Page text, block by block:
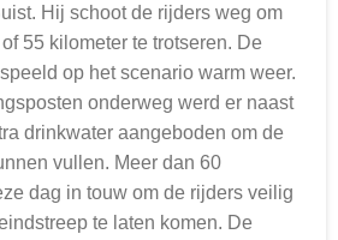
Hij schoot de rijders weg om
55 kilometer te trotseren. De
op het scenario warm weer.
onderweg werd er naast
drinkwater aangeboden om de
vullen. Meer dan 60
dag in touw om de rijders veilig
te laten komen. De